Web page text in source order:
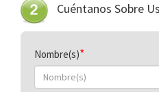
Cuéntanos Sobre
Nombre(s)